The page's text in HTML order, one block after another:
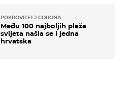
POKROVITELJ CORONA
Među 100 najboljih plaža
svijeta našla se i jedna
hrvatska